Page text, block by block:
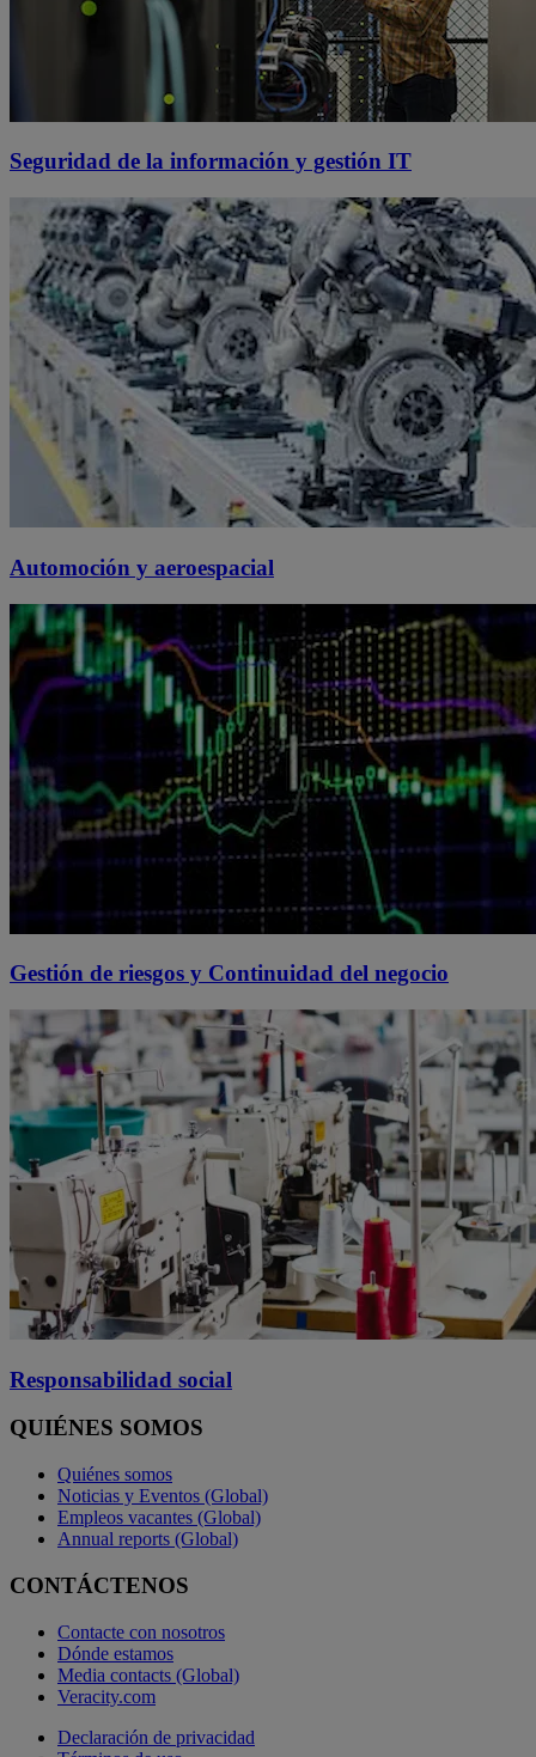
Seguridad de la información y gestión IT
Automoción y aeroespacial
Gestión de riesgos y Continuidad del negocio
Responsabilidad social
QUIÉNES SOMOS
Quiénes somos
Noticias y Eventos (Global)
Empleos vacantes (Global)
Annual reports (Global)
CONTÁCTENOS
Contacte con nosotros
Dónde estamos
Media contacts (Global)
Veracity.com
Declaración de privacidad